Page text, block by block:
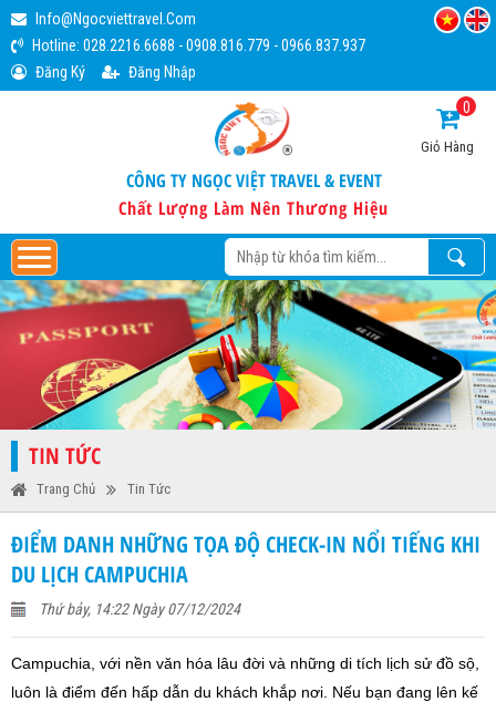
Info@ngocviettravel.com
Hotline: 028.2216.6688 -0908.816.779 -0966.837.937
Đăng Ký
Đăng Nhập
CÔNG TY NGỌC VIỆT TRAVEL & EVENT
Chất Lượng Làm Nên Thương Hiệu
Giỏ Hàng
0
TIN TỨC
Trang Chủ Tin Tức
ĐIỂM DANH NHỮNG TỌA ĐỘ CHECK-IN NỔI TIẾNG KHI
DU LỊCH CAMPUCHIA
Thứ bảy, 14:22 Ngày 07/12/2024
Campuchia, với nền văn hóa lâu đời và những di tích lịch sử đồ sộ,
luôn là điểm đến hấp dẫn du khách khắp nơi. Nếu bạn đang lên kế